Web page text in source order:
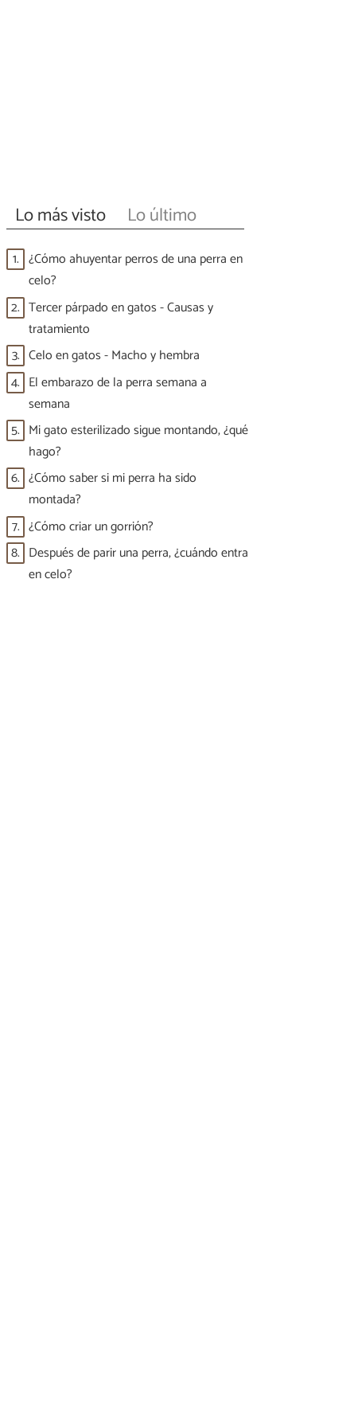
Lo más visto Lo último
1. ¿Cómo ahuyentar perros de una perra en
celo?
2. Tercer párpado en gatos - Causas y
tratamiento
3. Celo en gatos - Macho y hembra
4. El embarazo de la perra semana a
semana
5. Mi gato esterilizado sigue montando, ¿qué
hago?
6. ¿Cómo saber si mi perra ha sido
montada?
7. ¿Cómo criar un gorrión?
8. Después de parir una perra, ¿cuándo entra
en celo?